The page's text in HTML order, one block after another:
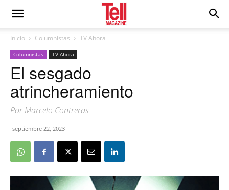
Inicio Columnistas TV Ahora
Columnistas TV Ahora
El sesgado
atrincheramiento
Por Marcelo Contreras
septiembre 22, 2023